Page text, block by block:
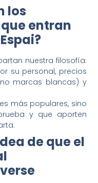
los
entran
nuestra filosofía:
su personal, precios
marcas blancas) y
más populares, sino
y que aporten
de que el